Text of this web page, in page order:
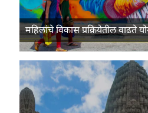
महिलांचे विकास प्रक्रियेतील वाढते